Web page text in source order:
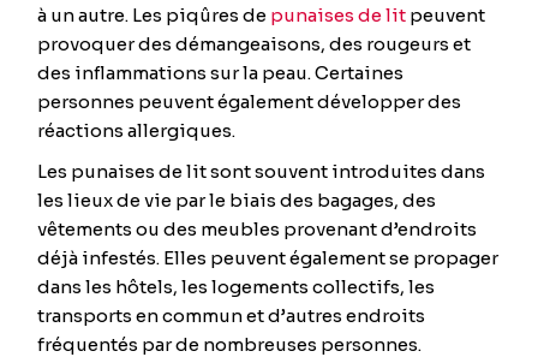
à un autre. Les piqûres de punaises de lit peuvent
provoquer des démangeaisons, des rougeurs et
des inflammations sur la peau. Certaines
personnes peuvent également développer des
réactions allergiques.
Les punaises de lit sont souvent introduites dans
les lieux de vie par le biais des bagages, des
vêtements ou des meubles provenant d’endroits
déjà infestés. Elles peuvent également se propager
dans les hôtels, les logements collectifs, les
transports en commun et d’autres endroits
fréquentés par de nombreuses personnes.